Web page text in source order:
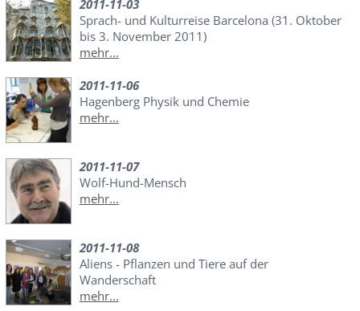
2011-11-03
Sprach- und Kulturreise Barcelona (31. Oktober
bis 3. November 2011)
mehr...
2011-11-06
Hagenberg Physik und Chemie
mehr...
2011-11-07
Wolf-Hund-Mensch
mehr...
2011-11-08
Aliens - Pflanzen und Tiere auf der
Wanderschaft
mehr...